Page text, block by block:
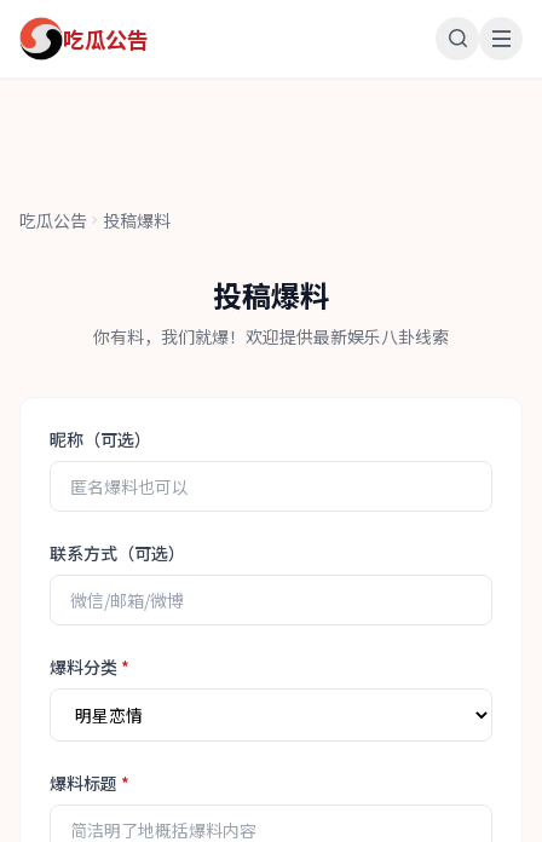
吃瓜公告
吃瓜公告 投稿爆料
投稿爆料
你有料，我们就爆！欢迎提供最新娱乐八卦线索
昵称（可选）
联系方式（可选）
爆料分类 *
爆料标题 *